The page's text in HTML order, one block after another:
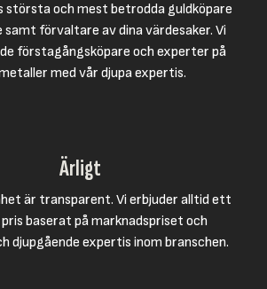
största och mest betrodda guldköpare
samt förvaltare av dina värdesaker. Vi
förstagångsköpare och experter på
med vår djupa expertis.
Ärligt
är transparent. Vi erbjuder alltid ett
baserat på marknadspriset och
djupgående expertis inom branschen.